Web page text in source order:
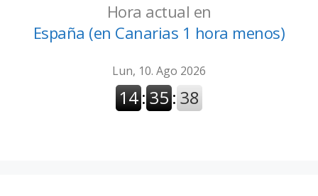
Hora actual en
España (en Canarias 1 hora menos)